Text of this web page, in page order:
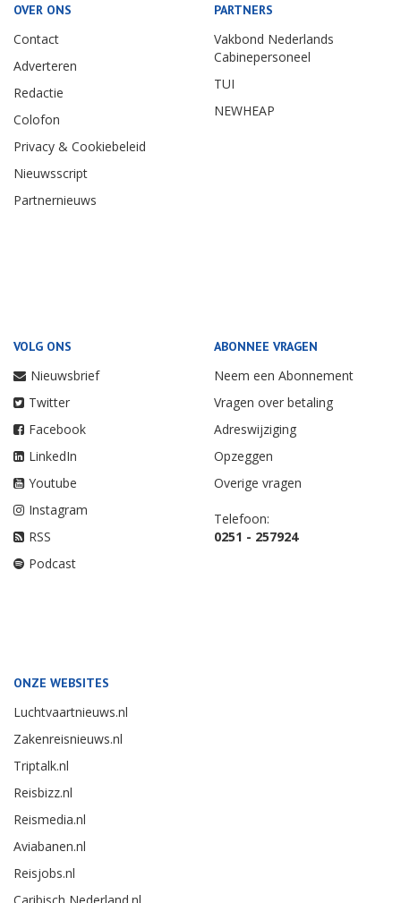
OVER ONS
Contact
Adverteren
Redactie
Colofon
Privacy & Cookiebeleid
Nieuwsscript
Partnernieuws
PARTNERS
Vakbond Nederlands
Cabinepersoneel
TUI
NEWHEAP
VOLG ONS
Nieuwsbrief
Twitter
Facebook
LinkedIn
Youtube
Instagram
RSS
Podcast
ABONNEE VRAGEN
Neem een Abonnement
Vragen over betaling
Adreswijziging
Opzeggen
Overige vragen
Telefoon:
0251 - 257924
ONZE WEBSITES
Luchtvaartnieuws.nl
Zakenreisnieuws.nl
Triptalk.nl
Reisbizz.nl
Reismedia.nl
Aviabanen.nl
Reisjobs.nl